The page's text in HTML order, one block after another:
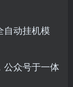
自动挂机模
公众号于一体